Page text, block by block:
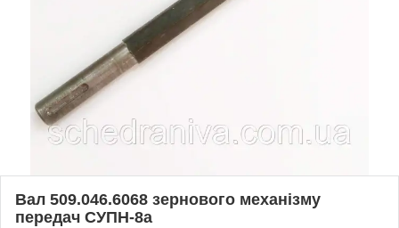
Вал 509.046.6068 зернового механізму
передач СУПН-8а